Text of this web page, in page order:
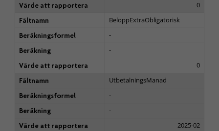
Värde att rapportera
0
Fältnamn
BeloppExtraObligatorisk
Beräkningsformel
-
Beräkning
-
Värde att rapportera
0
Fältnamn
UtbetalningsManad
Beräkningsformel
-
Beräkning
-
Värde att rapportera
2025-02